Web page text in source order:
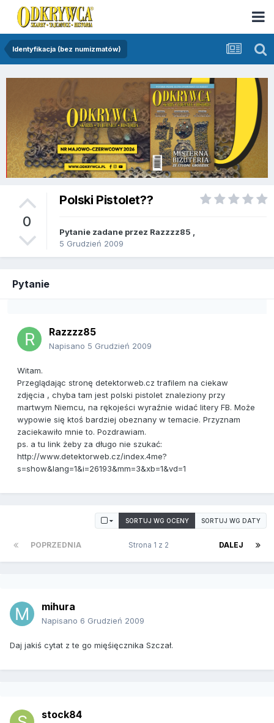
Identyfikacja (bez numizmatów)
0
Polski Pistolet??
Pytanie zadane przez Razzzz85
5 Grudzień 2009
Pytanie
Razzzz85
Napisano 5 Grudzień 2009
Witam.
Przeglądając stronę detektorweb.cz trafilem na ciekaw
zdjęcia , chyba tam jest polski pistolet znaleziony przy
martwym Niemcu, na rękojeści wyraźnie widać litery FB. Może
wypowie się ktoś bardziej obeznany w temacie. Przyznam
zaciekawiło mnie to. Pozdrawiam.
ps. a tu link żeby za długo nie szukać:
http://www.detektorweb.cz/index.4me?
s=show&lang=1&i=26193&mm=3&xb=1&vd=1
SORTUJ WG OCENY SORTUJ WG DATY
POPRZEDNIA DALEJ
Strona 1 z 2
mihura
Napisano 6 Grudzień 2009
Daj jakiś cytat z te go mięśięcznika Szczał.
stock84